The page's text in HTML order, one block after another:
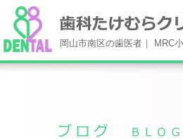
岡山市南区の歯医者｜ MRC